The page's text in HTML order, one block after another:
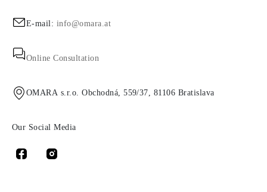
E-mail: info@omara.at
Online Consultation
OMARA s.r.o. Obchodná, 559/37, 81106 Bratislava
Our Social Media